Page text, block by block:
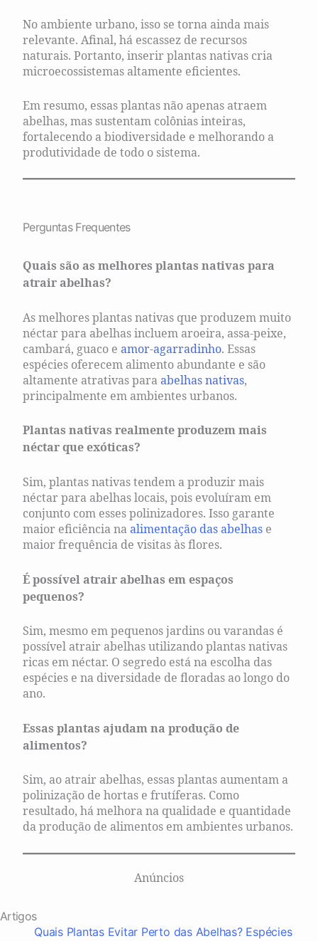
No ambiente urbano, isso se torna ainda mais
relevante. Afinal, há escassez de recursos
naturais. Portanto, inserir plantas nativas cria
microecossistemas altamente eficientes.
Em resumo, essas plantas não apenas atraem
abelhas, mas sustentam colônias inteiras,
fortalecendo a biodiversidade e melhorando a
produtividade de todo o sistema.
Perguntas Frequentes
Quais são as melhores plantas nativas para
atrair abelhas?
As melhores plantas nativas que produzem muito
néctar para abelhas incluem aroeira, assa-peixe,
cambará, guaco e amor-agarradinho. Essas
espécies oferecem alimento abundante e são
altamente atrativas paraabelhas nativas,
principalmente em ambientes urbanos.
Plantas nativas realmente produzem mais
néctar que exóticas?
Sim, plantas nativas tendem a produzir mais
néctar para abelhas locais, pois evoluíram em
conjunto com esses polinizadores. Isso garante
maior eficiência naalimentação das abelhas e
maior frequência de visitas às flores.
É possível atrair abelhas em espaços
pequenos?
Sim, mesmo em pequenos jardins ou varandas é
possível atrair abelhas utilizando plantas nativas
ricas em néctar. O segredo está na escolha das
espécies e na diversidade de floradas ao longo do
ano.
Essas plantas ajudam na produção de
alimentos?
Sim, ao atrair abelhas, essas plantas aumentam a
polinização de hortas e frutíferas. Como
resultado, há melhora na qualidade e quantidade
da produção de alimentos em ambientes urbanos.
Anúncios
Artigos
Quais Plantas Evitar Perto das Abelhas? Espécies